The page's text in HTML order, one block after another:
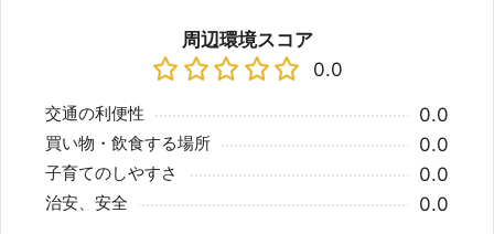
周辺環境スコア
0.0
交通の利便性 0.0
買い物・飲食する場所 0.0
子育てのしやすさ 0.0
治安、安全 0.0